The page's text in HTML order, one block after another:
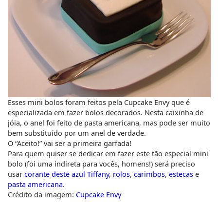
Esses mini bolos foram feitos pela Cupcake Envy que é
especializada em fazer bolos decorados. Nesta caixinha de
jóia, o anel foi feito de pasta americana, mas pode ser muito
bem substituído por um anel de verdade.
O “Aceito!” vai ser a primeira garfada!
Para quem quiser se dedicar em fazer este tão especial mini
bolo (foi uma indireta para vocês, homens!) será preciso
usar corante deste azul Tiffany, rolos, carimbos, estecase
pasta americana.
Crédito da imagem: Cupcake Envy